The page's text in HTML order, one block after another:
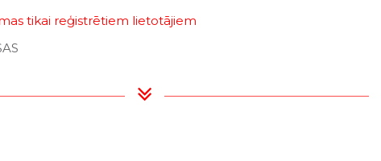
tikai reģistrētiem lietotājiem